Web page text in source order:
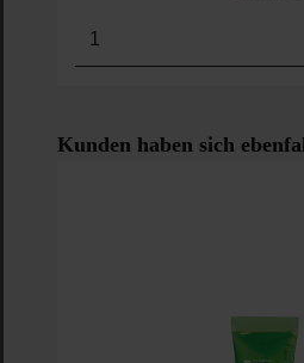
Produkt Anzahl: Gib
Produktgalerie überspringen
Kunden haben sich